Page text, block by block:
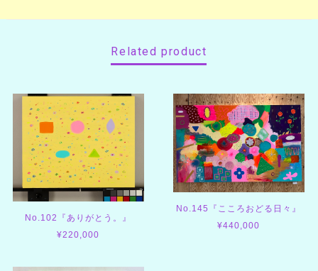
Related product
No.102『ありがとう。』
¥220,000
No.145『こころおどる日々』
¥440,000